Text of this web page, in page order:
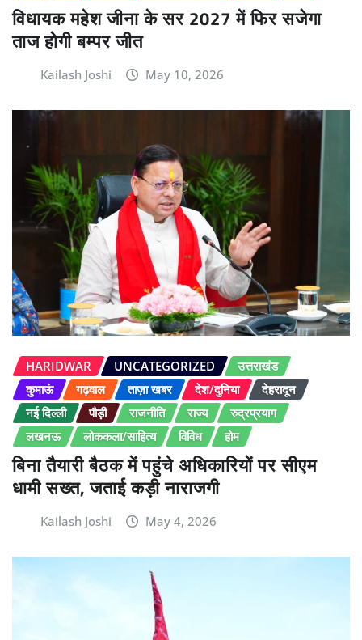
विधायक महेश जीना के सर 2027 में फिर सजेगा
ताज होगी बम्पर जीत
Kailash Joshi May 10, 2026
HARIDWAR UNCATEGORIZED
उत्तराखंड
कुमाऊं
गढ़वाल ताज़ा खबर देश/दुनिया
देहरादून
नई दिल्ली
पौड़ी राजनीति राज्य
रुद्रप्रयाग
लखनऊ
लोककला/साहित्य विविध होम
बिना तैयारी बैठक में पहुंचे अधिकारियों पर सीएम
धामी सख्त, जताई कड़ी नाराजगी
Kailash Joshi May 4, 2026